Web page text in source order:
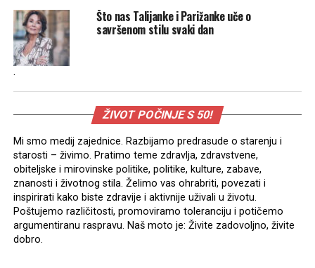
Što nas Talijanke i Parižanke uče o
savršenom stilu svaki dan
.
ŽIVOT POČINJE S 50!
Mi smo medij zajednice. Razbijamo predrasude o starenju i
starosti – živimo. Pratimo teme zdravlja, zdravstvene,
obiteljske i mirovinske politike, politike, kulture, zabave,
znanosti i životnog stila. Želimo vas ohrabriti, povezati i
inspirirati kako biste zdravije i aktivnije uživali u životu.
Poštujemo različitosti, promoviramo toleranciju i potičemo
argumentiranu raspravu. Naš moto je: Živite zadovoljno, živite
dobro.